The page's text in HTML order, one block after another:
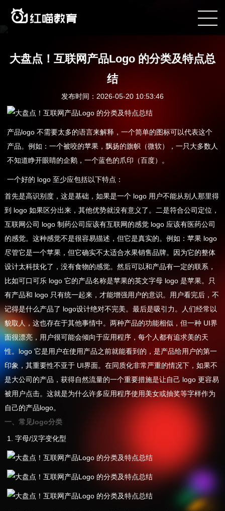
大盘点！互联网产品Logo 的分类及特点总
结
发布时间：2026-05-20 10:53:46
产品logo 不需要太多的语言来解释，一个简单的图标可以代表这个
产品。例如：一个被咬的苹果，飘扬的旗帜（微软），一只大多数人
不知道睁开眼睛的企鹅，一个蓝色的爪印（百度）。
一个好的 logo 至少应包括以下特点：
首先是高识别度，这是基础，如果是一个 logo 用户不能从别人那里得
到 logo 如果区分出来，其他优势就没有意义了。二是符合公司定位，
互联网公司 logo 制药公司应该有互联网的感觉 logo 应该有医药公司
的感觉。这种感觉不是很容易描述，但它是真实的。例如：苹果 logo
尽管它是一个苹果，但它确实不太适合水果销售品牌。因为它的整体
设计太科技化了，没有食物的感觉。然后可以和产品有一定的联系，
比如可口可乐 logo 它的产品名称是苹果的英文字母 logo 是苹果。只
有产品和 logo 只有统一起来，才能增强用户的意识。用户看完后，不
记得是什么产品了 logo设计绝对不完美。最后是吸引力。人们经常以
貌取人，这也存在于其他事情中。两种产品的功能相似，但一种 UI界
面很漂亮，用户很可能会倾向于应用程序，每个人都有追求美的天
性。logo 它是用户在使用产品之前就能看到的，是产品给用户的第一
印象，其重要性不亚于 UI界面。在同质化非常严重的情况下，如果不
是大公司的产品，获得自然流量的一个重要措施是让自己 logo 更容易
被用户点击。这就是为什么许多应用程序使用美女或抽奖等字样作为
自己的产品logo。
一、常见logo分类
1. 字母/汉字变化型